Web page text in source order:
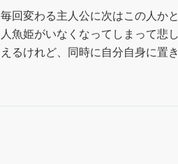
毎回変わる主人公に次はこの人か
人魚姫がいなくなってしまって悲
えるけれど、同時に自分自身に置